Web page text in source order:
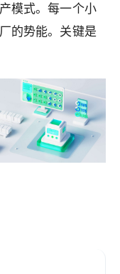
模式。每一个小
的势能。关键是